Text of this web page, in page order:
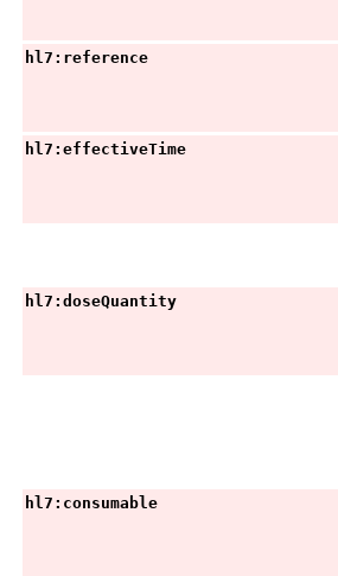
hl7:reference
hl7:effectiveTime
hl7:doseQuantity
hl7:consumable